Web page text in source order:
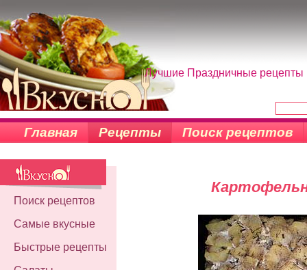
Лучшие Праздничные рецепты
Главная Рецепты Поиск рецептов
Поиск рецептов
Самые вкусные
Быстрые рецепты